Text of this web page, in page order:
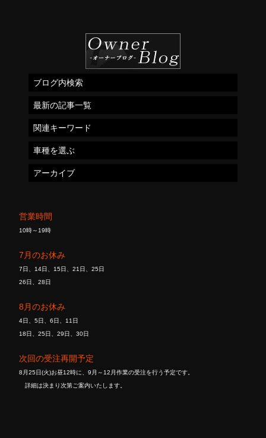
営業時間
10時～19時
7月のお休み
7日、14日、15日、21日、25日
26日、28日
8月のお休み
4日、5日、6日、11日
18日、25日、29日、30日
次回の受注再開予定
8月25日(火)お昼12時に、9月～12月作業の受注を行う予定です。
詳細は決まり次第ご案内いたします。
ブログ内検索
最新の記事一覧
関連キーワード
車種を選ぶ
アーカイブ